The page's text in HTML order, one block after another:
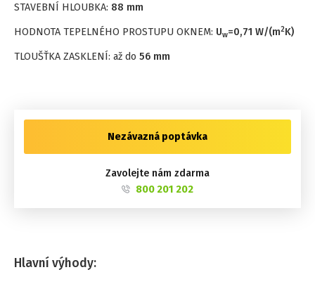
STAVEBNÍ HLOUBKA: 88 mm
HODNOTA TEPELNÉHO PROSTUPU OKNEM: Uw=0,71 W/(m2K)
TLOUŠŤKA ZASKLENÍ: až do 56 mm
Nezávazná poptávka
Zavolejte nám zdarma
800 201 202
Hlavní výhody: